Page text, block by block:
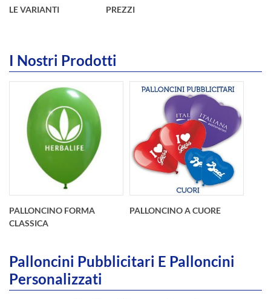
LE VARIANTI PREZZI
I Nostri Prodotti
PALLONCINO FORMA
CLASSICA
PALLONCINO A CUORE
Palloncini Pubblicitari E Palloncini
Personalizzati